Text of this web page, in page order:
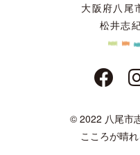
大阪府八尾
松井志
© 2022 八尾市
こころが晴